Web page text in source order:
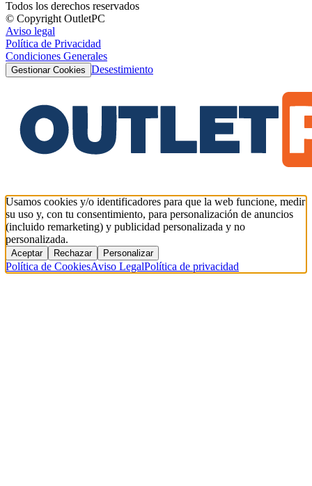
Todos los derechos reservados
© Copyright OutletPC
Aviso legal
Política de Privacidad
Condiciones Generales
Gestionar Cookies Desestimiento
Usamos cookies y/o identificadores para que la web funcione, medir
su uso y, con tu consentimiento, para personalización de anuncios
(incluido remarketing) y publicidad personalizada y no
personalizada.
Aceptar Rechazar Personalizar
Política de CookiesAviso LegalPolítica de privacidad